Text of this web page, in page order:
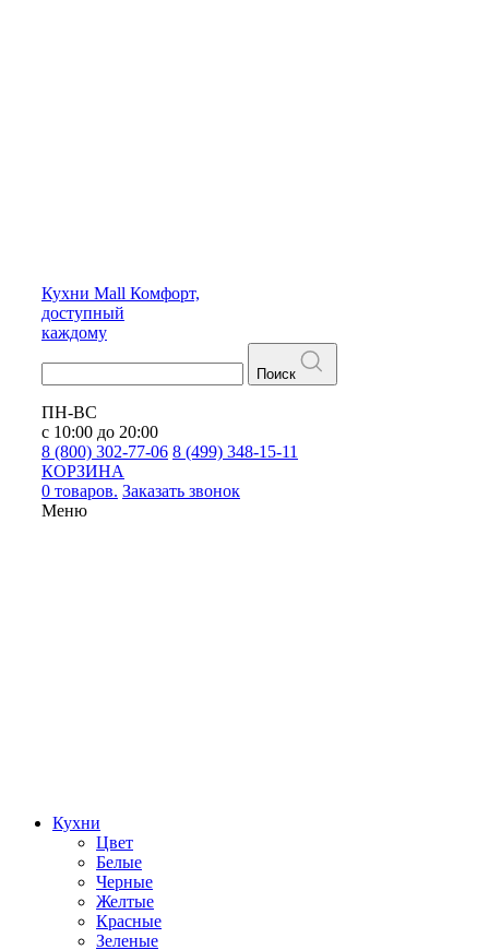
Кухни Mall Комфорт,
доступный
каждому
Поиск
ПН-ВС
с 10:00 до 20:00
8 (800) 302-77-06 8 (499) 348-15-11
КОРЗИНА
0 товаров. Заказать звонок
Меню
Кухни
Цвет
Белые
Черные
Желтые
Красные
Зеленые